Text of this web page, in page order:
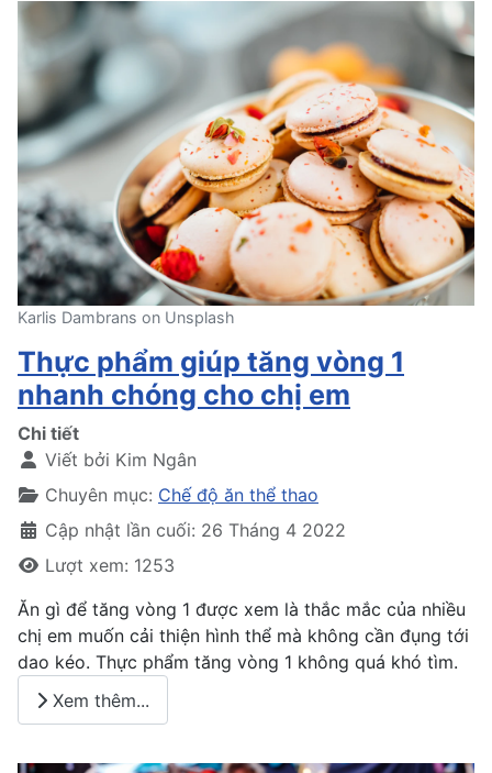
Karlis Dambrans on Unsplash
Thực phẩm giúp tăng vòng 1
nhanh chóng cho chị em
Chi tiết
Viết bởi Kim Ngân
Chuyên mục: Chế độ ăn thể thao
Cập nhật lần cuối: 26 Tháng 4 2022
Lượt xem: 1253
Ăn gì để tăng vòng 1 được xem là thắc mắc của nhiều
chị em muốn cải thiện hình thể mà không cần đụng tới
dao kéo. Thực phẩm tăng vòng 1 không quá khó tìm.
Xem thêm...